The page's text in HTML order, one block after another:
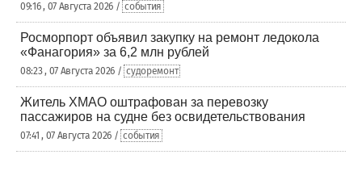
09:16 , 07 Августа 2026 / события
Росморпорт объявил закупку на ремонт ледокола
«Фанагория» за 6,2 млн рублей
08:23 , 07 Августа 2026 / судоремонт
Житель ХМАО оштрафован за перевозку
пассажиров на судне без освидетельствования
07:41 , 07 Августа 2026 / события